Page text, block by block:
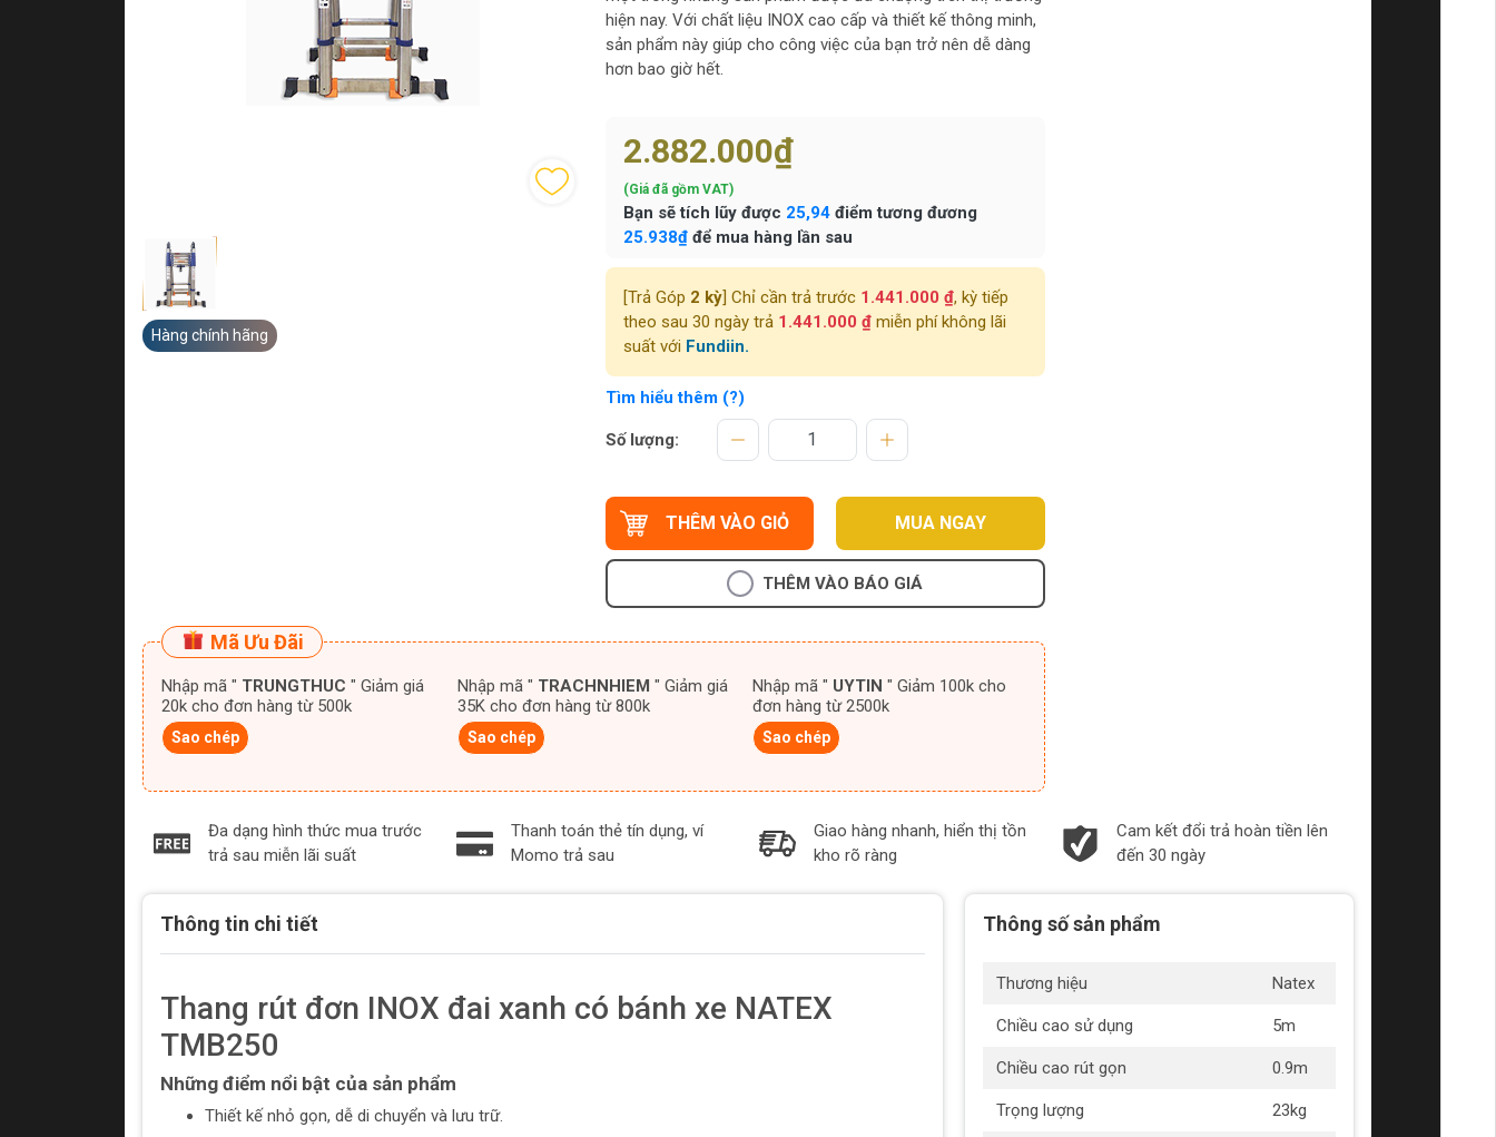
Hàng chính hãng
hiện nay. Với chất liệu INOX cao cấp và thiết kế thông minh,
sản phẩm này giúp cho công việc của bạn trở nên dễ dàng
hơn bao giờ hết.
2.882.000₫
(Giá đã gồm VAT)
Bạn sẽ tích lũy được 25,94điểm tương đương
25.938₫để mua hàng lần sau
[Trả Góp 2 kỳ] Chỉ cần trả trước 1.441.000 ₫, kỳ tiếp
theo sau 30 ngày trả 1.441.000 ₫miễn phí không lãi
suất với Fundiin.
Tìm hiểu thêm (?)
Số lượng:
THÊM VÀO GIỎ MUA NGAY
THÊM VÀO BÁO GIÁ
Mã Ưu Đãi
Nhập mã " TRUNGTHUC " Giảm giá
20k cho đơn hàng từ 500k
Sao chép
Nhập mã " TRACHNHIEM " Giảm giá
35K cho đơn hàng từ 800k
Sao chép
Nhập mã " UYTIN " Giảm 100k cho
đơn hàng từ 2500k
Sao chép
Đa dạng hình thức mua trước
trả sau miễn lãi suất
Thanh toán thẻ tín dụng, ví
Momo trả sau
Giao hàng nhanh, hiển thị tồn
kho rõ ràng
Cam kết đổi trả hoàn tiền lên
đến 30 ngày
Thông tin chi tiết
Thang rút đơn INOX đai xanh có bánh xe NATEX
TMB250
Những điểm nổi bật của sản phẩm
Thiết kế nhỏ gọn, dễ di chuyển và lưu trữ.
Thông số sản phẩm
Thương hiệu Natex
Chiều cao sử dụng 5m
Chiều cao rút gọn 0.9m
Trọng lượng 23kg